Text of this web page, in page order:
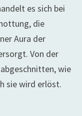
es sich bei
die
Aura der
Von der
wie
sie wird erlöst.